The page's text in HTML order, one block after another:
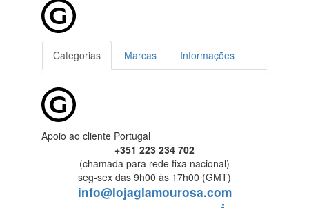
Categorias Marcas Informações
Apoio ao cliente Portugal
+351 223 234 702
(chamada para rede fixa nacional)
seg-sex das 9h00 às 17h00 (GMT)
info@lojaglamourosa.com